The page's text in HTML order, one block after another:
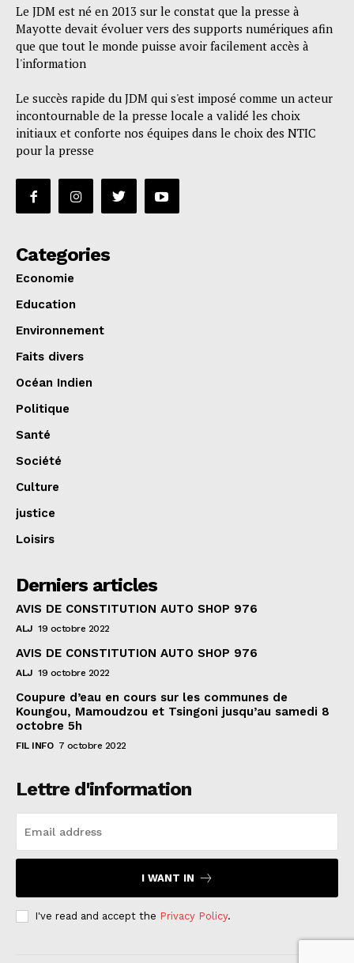
Le JDM est né en 2013 sur le constat que la presse à
Mayotte devait évoluer vers des supports numériques afin
que que tout le monde puisse avoir facilement accès à
l'information
Le succès rapide du JDM qui s'est imposé comme un acteur
incontournable de la presse locale a validé les choix
initiaux et conforte nos équipes dans le choix des NTIC
pour la presse
Categories
Economie
Education
Environnement
Faits divers
Océan Indien
Politique
Santé
Société
Culture
justice
Loisirs
Derniers articles
AVIS DE CONSTITUTION AUTO SHOP 976
ALJ 19 octobre 2022
AVIS DE CONSTITUTION AUTO SHOP 976
ALJ 19 octobre 2022
Coupure d’eau en cours sur les communes de
Koungou, Mamoudzou et Tsingoni jusqu’au samedi 8
octobre 5h
FIL INFO 7 octobre 2022
Lettre d'information
I WANT IN
I've read and accept the Privacy Policy.